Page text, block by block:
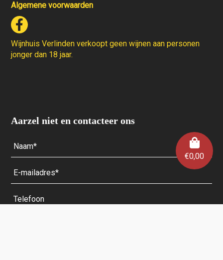
€0,00
Algemene voorwaarden
Wijnhuis Verlinden verkoopt geen wijnen aan personen
jonger dan 18 jaar.
Aarzel niet en contacteer ons